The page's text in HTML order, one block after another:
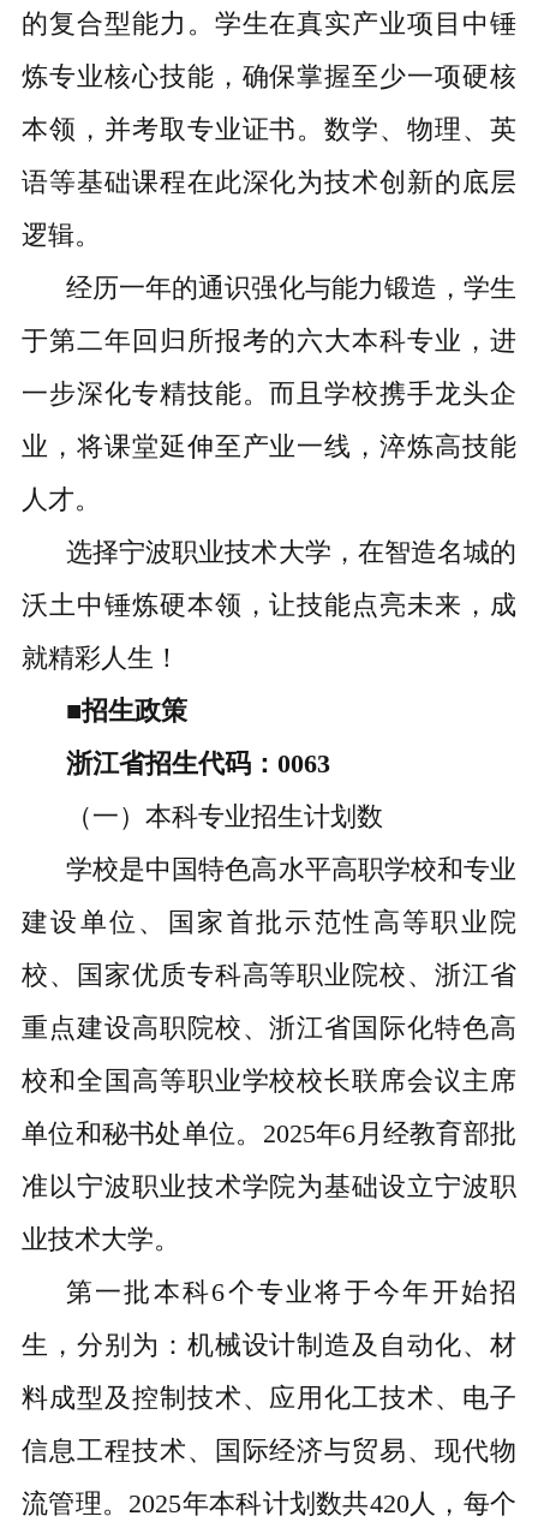
的复合型能力。学生在真实产业项目中锤
炼专业核心技能，确保掌握至少一项硬核
本领，并考取专业证书。数学、物理、英
语等基础课程在此深化为技术创新的底层
逻辑。
经历一年的通识强化与能力锻造，学生
于第二年回归所报考的六大本科专业，进
一步深化专精技能。而且学校携手龙头企
业，将课堂延伸至产业一线，淬炼高技能
人才。
选择宁波职业技术大学，在智造名城的
沃土中锤炼硬本领，让技能点亮未来，成
就精彩人生！
■招生政策
浙江省招生代码：0063
（一）本科专业招生计划数
学校是中国特色高水平高职学校和专业
建设单位、国家首批示范性高等职业院
校、国家优质专科高等职业院校、浙江省
重点建设高职院校、浙江省国际化特色高
校和全国高等职业学校校长联席会议主席
单位和秘书处单位。2025年6月经教育部批
准以宁波职业技术学院为基础设立宁波职
业技术大学。
第一批本科6个专业将于今年开始招
生，分别为：机械设计制造及自动化、材
料成型及控制技术、应用化工技术、电子
信息工程技术、国际经济与贸易、现代物
流管理。2025年本科计划数共420人，每个